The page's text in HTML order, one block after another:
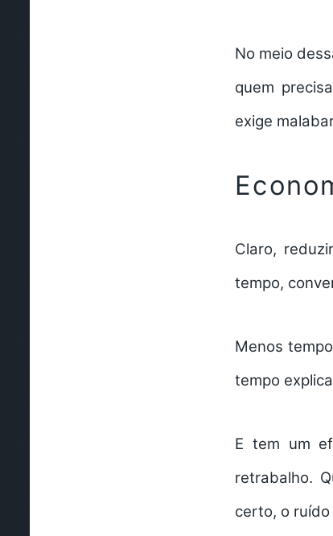
No meio
quem
exige
Claro,
tempo,
Menos
tempo
E tem um
retrabalho.
certo, o ruído